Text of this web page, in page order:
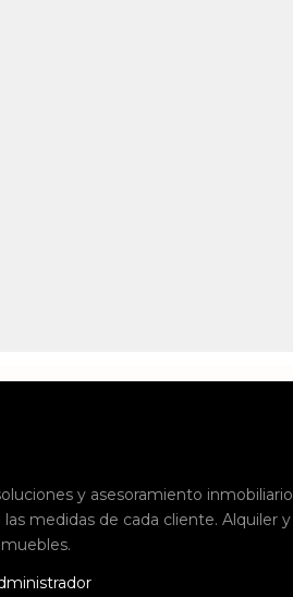
y asesoramiento inmobiliario
las medidas de cada cliente. Alquiler y